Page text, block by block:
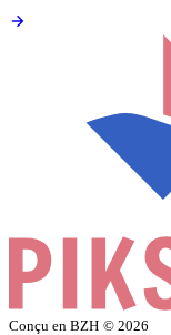
Conçu en BZH © 2026